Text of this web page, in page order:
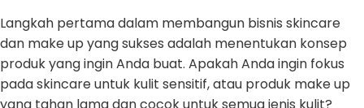
Langkah pertama dalam membangun bisnis skincare
dan make up yang sukses adalah menentukan konsep
produk yang ingin Anda buat. Apakah Anda ingin fokus
pada skincare untuk kulit sensitif, atau produk make up